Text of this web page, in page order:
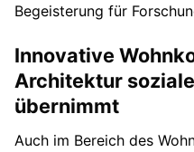
Begeisterung für
Innovative
Architektur
übernimmt
Auch im Bereich des